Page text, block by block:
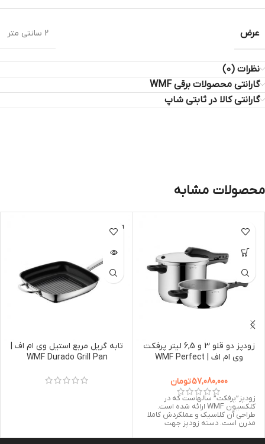
عرض 2 سانتی متر
نظرات (0)
گارانتی محصولات برقی WMF
گارانتی کالا در ثابتی شاپ
محصولات مشابه
زودپز دو قلو 3 و 6,5 لیتر پرفکت
وی ام اف | WMF Perfect
57,080,000تومان
زودپز”پرفکت” سالهاست که در
کلکسیون WMF ارائه شده است.
طراحی آن کلاسیک و عملکردش کاملا
مدرن است. دسته زودپز جهت
اتمام مو
جودی
تابه گریل مربع استیل وی ام اف |
WMF Durado Grill Pan